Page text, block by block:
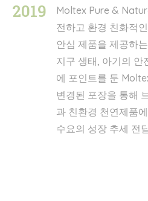
2019
Moltex Pure &
전하고 환경 친화적
안심 제품을 제공하
지구 생태, 아기의 안
에 포인트를 둔
변경된 포장을 통해
과 친환경 천연제품
수요의 성장 추세 전